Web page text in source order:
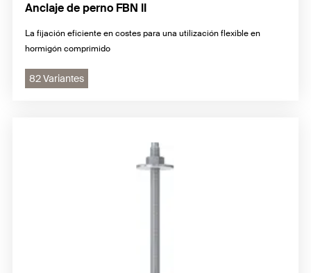
Anclaje de perno FBN II
La fijación eficiente en costes para una utilización flexible en
hormigón comprimido
82 Variantes